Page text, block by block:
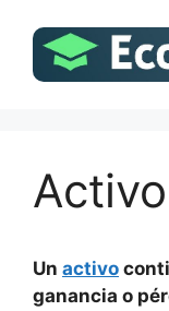
contenido
Un activo
ganancia o